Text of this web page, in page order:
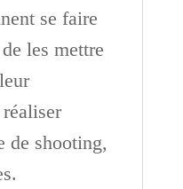
se faire
les mettre
de shooting,